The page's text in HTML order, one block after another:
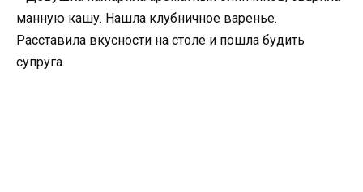
манную кашу. Нашла клубничное варенье.
Расставила вкусности на столе и пошла будить
супруга.